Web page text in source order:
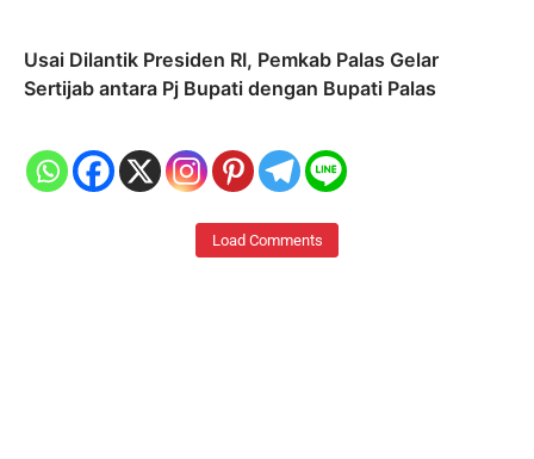
Usai Dilantik Presiden RI, Pemkab Palas Gelar
Sertijab antara Pj Bupati dengan Bupati Palas
Load Comments